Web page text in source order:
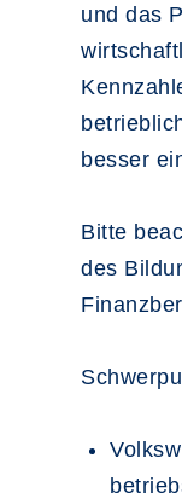
und das
besser
Bitte
des